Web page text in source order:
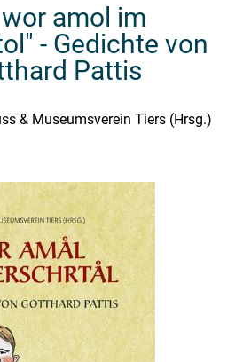
wor amol im
- Gedichte von
Pattis
& Museumsverein Tiers (Hrsg.)